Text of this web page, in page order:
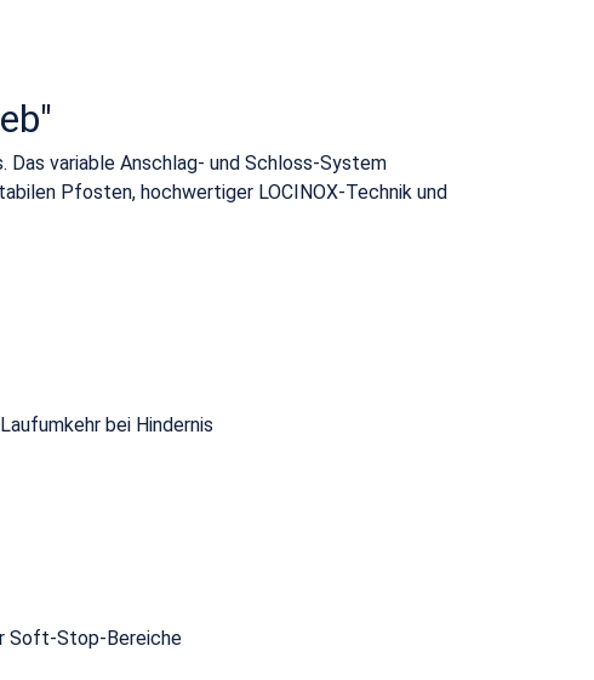
variable Anschlag- und Schloss-System
Pfosten, hochwertiger LOCINOX-Technik und
bei Hindernis
Soft-Stop-Bereiche